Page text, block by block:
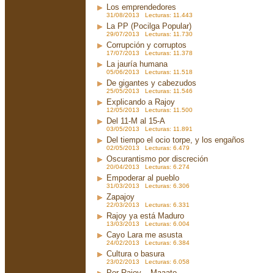
Los emprendedores
31/08/2013 Lecturas: 11.443
La PP (Pocilga Popular)
29/07/2013 Lecturas: 11.730
Corrupción y corruptos
17/07/2013 Lecturas: 11.378
La jauría humana
05/06/2013 Lecturas: 11.518
De gigantes y cabezudos
25/05/2013 Lecturas: 11.546
Explicando a Rajoy
12/05/2013 Lecturas: 11.500
Del 11-M al 15-A
03/05/2013 Lecturas: 11.891
Del tiempo el ocio torpe, y los engaños
02/05/2013 Lecturas: 6.479
Oscurantismo por discreción
20/04/2013 Lecturas: 6.274
Empoderar al pueblo
31/03/2013 Lecturas: 6.306
Zapajoy
22/03/2013 Lecturas: 6.331
Rajoy ya está Maduro
13/03/2013 Lecturas: 6.004
Cayo Lara me asusta
24/02/2013 Lecturas: 6.384
Cultura o basura
23/02/2013 Lecturas: 6.058